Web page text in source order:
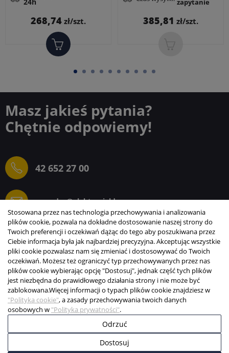
Cena
268,74 zł/szt.
zapytanie
Cena
385,81 zł/szt.
Masz jakieś pytania?
Chętnie odpowiemy!
42 652 27 00
sprzedaz@elektrogielda.com
ELEKTROGIEŁDA SZ.ŻACZKIEWICZ; M.KARLIŃSKI
SP.J.
INFORMACJE
STREFA KLIENTA
Stosowana przez nas technologia przechowywania i analizowania
plików cookie, pozwala na dokładne dostosowanie naszej strony do
Twoich preferencji i oczekiwań dążąc do tego aby poszukiwana przez
Ciebie informacja była jak najbardziej precyzyjna. Akceptując wszystkie
pliki cookie pozwalasz nam się zmieniać i dostosowywać do Twoich
oczekiwań. Możesz też ograniczyć typ przechowywanych przez nas
plików cookie wybierając opcję "Dostosuj", jednak część tych plików
jest niezbędna do prawidłowego działania strony i nie może być
zablokowana.Więcej informacji o typach plików cookie znajdziesz w
"Polityka cookie", a zasady przechowywania twoich danych
osobowych w "Polityka prywatności".
Odrzuć
Dostosuj
Copyright © 2003-2026 Elektrogiełda s.j.
Projekt i realizacja:BigCom